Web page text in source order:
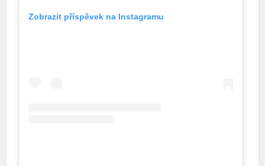
Zobrazit příspěvek na Instagramu